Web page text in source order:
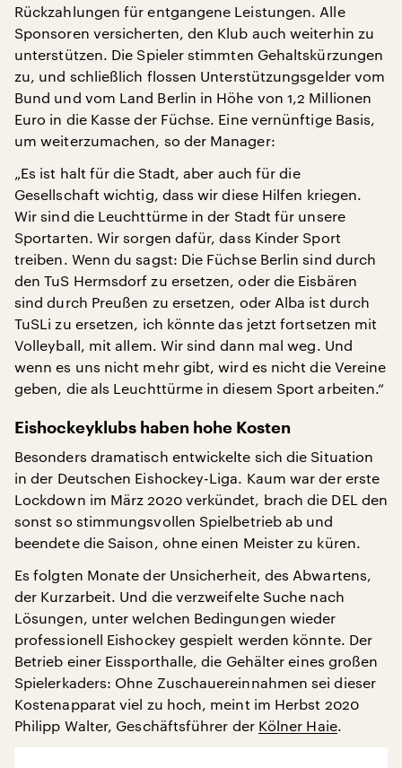
Rückzahlungen für entgangene Leistungen. Alle
Sponsoren versicherten, den Klub auch weiterhin zu
unterstützen. Die Spieler stimmten Gehaltskürzungen
zu, und schließlich flossen Unterstützungsgelder vom
Bund und vom Land Berlin in Höhe von 1,2 Millionen
Euro in die Kasse der Füchse. Eine vernünftige Basis,
um weiterzumachen, so der Manager:
„Es ist halt für die Stadt, aber auch für die
Gesellschaft wichtig, dass wir diese Hilfen kriegen.
Wir sind die Leuchttürme in der Stadt für unsere
Sportarten. Wir sorgen dafür, dass Kinder Sport
treiben. Wenn du sagst: Die Füchse Berlin sind durch
den TuS Hermsdorf zu ersetzen, oder die Eisbären
sind durch Preußen zu ersetzen, oder Alba ist durch
TuSLi zu ersetzen, ich könnte das jetzt fortsetzen mit
Volleyball, mit allem. Wir sind dann mal weg. Und
wenn es uns nicht mehr gibt, wird es nicht die Vereine
geben, die als Leuchttürme in diesem Sport arbeiten.“
Eishockeyklubs haben hohe Kosten
Besonders dramatisch entwickelte sich die Situation
in der Deutschen Eishockey-Liga. Kaum war der erste
Lockdown im März 2020 verkündet, brach die DEL den
sonst so stimmungsvollen Spielbetrieb ab und
beendete die Saison, ohne einen Meister zu küren.
Es folgten Monate der Unsicherheit, des Abwartens,
der Kurzarbeit. Und die verzweifelte Suche nach
Lösungen, unter welchen Bedingungen wieder
professionell Eishockey gespielt werden könnte. Der
Betrieb einer Eissporthalle, die Gehälter eines großen
Spielerkaders: Ohne Zuschauereinnahmen sei dieser
Kostenapparat viel zu hoch, meint im Herbst 2020
Philipp Walter, Geschäftsführer der Kölner Haie.